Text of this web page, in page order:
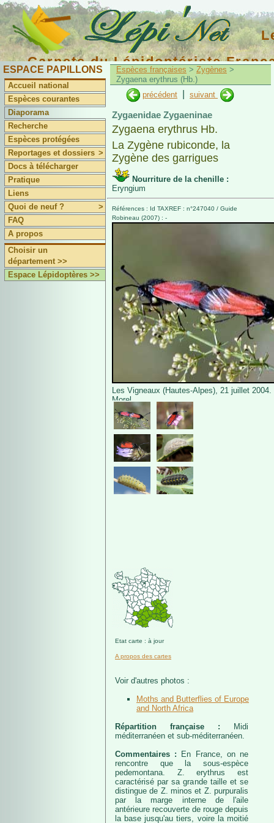
Carnets du Lépidoptériste
ESPACE PAPILLONS
Accueil national
Espèces courantes
Diaporama
Recherche
Espèces protégées
Reportages et dossiers >
Docs à télécharger
Pratique
Liens
Quoi de neuf ?
>
FAQ
A propos
Choisir un
département >>
Espace Lépidoptères >>
Espèces françaises > Zygènes >
Zygaena erythrus (Hb.)
précédent
suivant
Zygaenidae Zygaeninae
Zygaena erythrus Hb.
La Zygène rubiconde, la
Zygène des garrigues
Nourriture de la chenille :
Eryngium
Références : Id TAXREF : n°247040 / Guide
Robineau (2007) : -
Les Vigneaux (Hautes-Alpes), 21 juillet
Morel.
Etat carte : à jour
A propos des cartes
Voir d'autres photos :
Moths and Butterflies of Europe
and North Africa
Répartition française :
Midi
méditerranéen et sub-méditerranéen.
Commentaires :
En France, on ne
rencontre que la sous-espèce
pedemontana. Z. erythrus est
caractérisé par sa grande taille et se
distingue de Z. minos et Z. purpuralis
par la marge interne de l'aile
antérieure recouverte de rouge depuis
la base jusqu'au tiers, voire la moitié